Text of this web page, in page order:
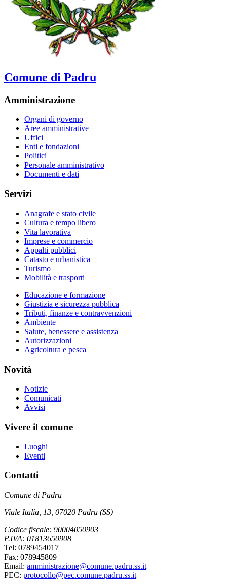
Comune di Padru
Amministrazione
Organi di governo
Aree amministrative
Uffici
Enti e fondazioni
Politici
Personale amministrativo
Documenti e dati
Servizi
Anagrafe e stato civile
Cultura e tempo libero
Vita lavorativa
Imprese e commercio
Appalti pubblici
Catasto e urbanistica
Turismo
Mobilità e trasporti
Educazione e formazione
Giustizia e sicurezza pubblica
Tributi, finanze e contravvenzioni
Ambiente
Salute, benessere e assistenza
Autorizzazioni
Agricoltura e pesca
Novità
Notizie
Comunicati
Avvisi
Vivere il comune
Luoghi
Eventi
Contatti
Comune di Padru
Viale Italia, 13, 07020 Padru (SS)
Codice fiscale: 90004050903
P.IVA: 01813650908
Tel: 0789454017
Fax: 078945809
Email: amministrazione@comune.padru.ss.it
PEC: protocollo@pec.comune.padru.ss.it